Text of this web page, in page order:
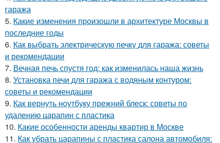
гаража
5. Какие изменения произошли в архитектуре Москвы в
последние годы
6. Как выбрать электрическую печку для гаража: советы
и рекомендации
7. Вечная печь спустя год: как изменилась наша жизнь
8. Установка печи для гаража с водяным контуром:
советы и рекомендации
9. Как вернуть ноутбуку прежний блеск: советы по
удалению царапин с пластика
10. Какие особенности аренды квартир в Москве
11. Как убрать царапины с пластика салона автомобиля: